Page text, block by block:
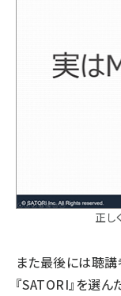
正し
また最後には聴講
『SATORI』を選ん